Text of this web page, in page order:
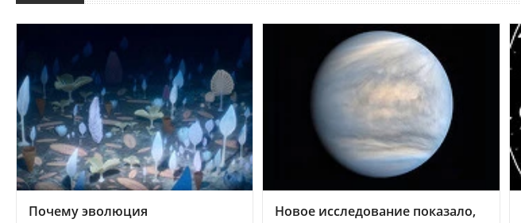
Почему эволюция
Новое исследование показало,